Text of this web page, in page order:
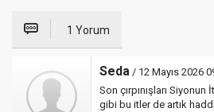
1 Yorum
Seda / 12 Mayıs 2026
Son çırpınışları
gibi bu itler de artık